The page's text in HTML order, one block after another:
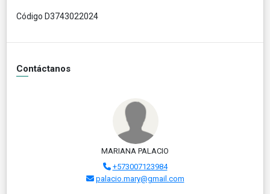
Código D3743022024
Contáctanos
MARIANA PALACIO
+573007123984
palacio.mary@gmail.com